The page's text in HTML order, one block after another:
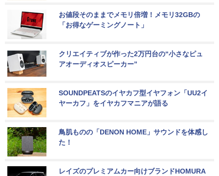
お値段そのままでメモリ倍増！メモリ32GBの
「お得なゲーミングノート」
クリエイティブが作った2万円台の“小さなピュ
アオーディオスピーカー”
SOUNDPEATSのイヤカフ型イヤフォン「UU2イ
ヤーカフ」をイヤカフマニアが語る
鳥肌ものの「DENON HOME」サウンドを体感し
た！
レイズのプレミアムカー向けブランドHOMURA